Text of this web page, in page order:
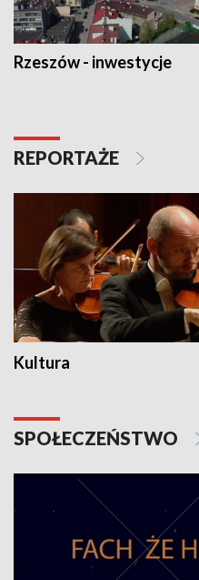
Rzeszów - inwestycje
REPORTAŻE
Kultura
SPOŁECZEŃSTWO